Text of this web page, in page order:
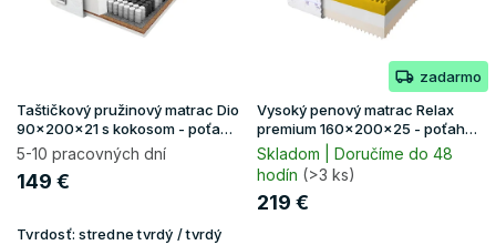
u
k
t
o
Taštičkový pružinový matrac Dio
90x200x21 s kokosom - poťah
Gold
5-10 pracovných dní
149 €
Tvrdosť: stredne tvrdý / tvrdý
zadarmo
Vysoký penový matrac Relax
premium 160x200x25 - poťah
Lavender
Skladom | Doručíme do 48
hodín (>3 ks)
219 €